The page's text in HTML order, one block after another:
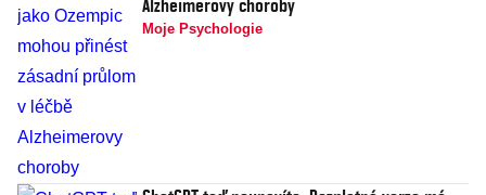
Alzheimerovy choroby
Moje Psychologie